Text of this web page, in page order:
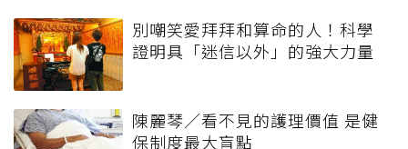
別嘲笑愛拜拜和算命的人！科學
證明具「迷信以外」的強大力量
陳麗琴／看不見的護理價值 是健
保制度最大盲點